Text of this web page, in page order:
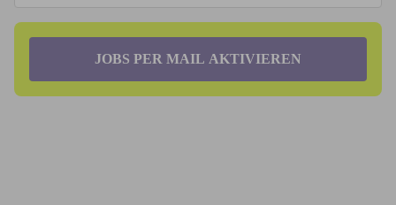
JOBS PER MAIL AKTIVIEREN